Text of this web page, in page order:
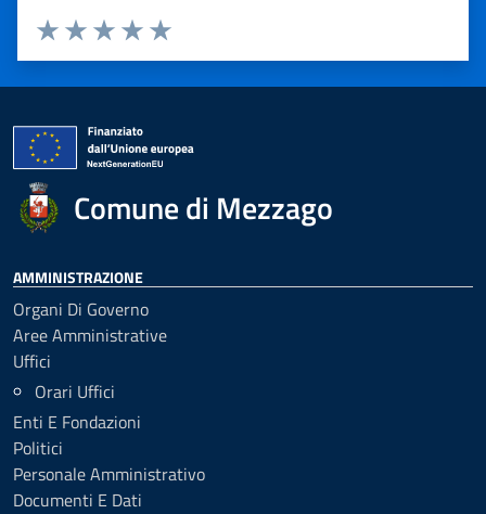
Valuta 5 stelle su 5
Valuta 4 stelle su 5
Valuta 3 stelle su 5
Valuta 2 stelle su 5
Valuta 1 stelle su 5
Comune di Mezzago
AMMINISTRAZIONE
Organi Di Governo
Aree Amministrative
Uffici
Orari Uffici
Enti E Fondazioni
Politici
Personale Amministrativo
Documenti E Dati